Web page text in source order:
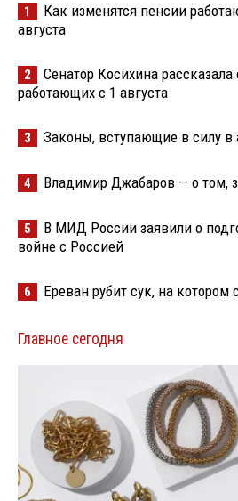
1
Как изменятся пенсии
августа
2
Сенатор Косихина
работающих с 1 августа
3 Законы, вступающие в силу в
4 Владимир Джабаров — о том,
5
В МИД России заявили о
войне с Россией
6 Ереван рубит сук, на котором
Главное сегодня